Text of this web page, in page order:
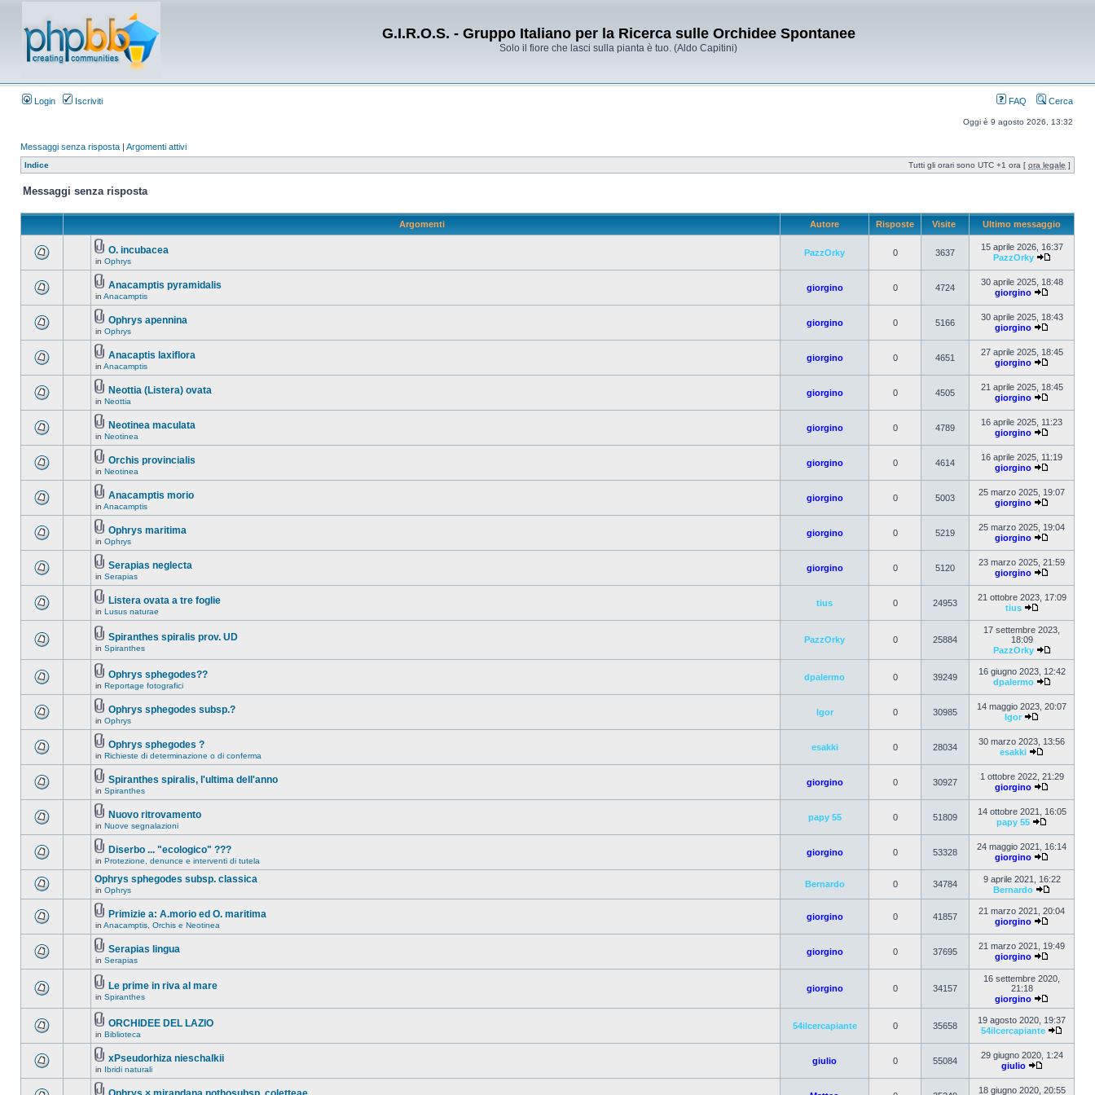
G.I.R.O.S. - Gruppo Italiano per la Ricerca sulle Orchidee Spontanee
Solo il fiore che lasci sulla pianta è tuo. (Aldo Capitini)
Login Iscriviti FAQ Cerca
Oggi è 9 agosto 2026, 13:32
Messaggi senza risposta | Argomenti attivi
Indice Tutti gli orari sono UTC +1 ora [ ora legale ]
Messaggi senza risposta
Argomenti Autore Risposte Visite Ultimo messaggio
O. incubacea
in Ophrys
PazzOrky 0 3637
15 aprile 2026, 16:37
PazzOrky
Anacamptis pyramidalis
in Anacamptis
giorgino 0 4724
30 aprile 2025, 18:48
giorgino
Ophrys apennina
in Ophrys
giorgino 0 5166
30 aprile 2025, 18:43
giorgino
Anacaptis laxiflora
in Anacamptis
giorgino 0 4651
27 aprile 2025, 18:45
giorgino
Neottia (Listera) ovata
in Neottia
giorgino 0 4505
21 aprile 2025, 18:45
giorgino
Neotinea maculata
in Neotinea
giorgino 0 4789
16 aprile 2025, 11:23
giorgino
Orchis provincialis
in Neotinea
giorgino 0 4614
16 aprile 2025, 11:19
giorgino
Anacamptis morio
in Anacamptis
giorgino 0 5003
25 marzo 2025, 19:07
giorgino
Ophrys maritima
in Ophrys
giorgino 0 5219
25 marzo 2025, 19:04
giorgino
Serapias neglecta
in Serapias
giorgino 0 5120
23 marzo 2025, 21:59
giorgino
Listera ovata a tre foglie
in Lusus naturae
tius 0 24953
21 ottobre 2023, 17:09
tius
Spiranthes spiralis prov. UD
in Spiranthes
PazzOrky 0 25884
17 settembre 2023,
18:09
PazzOrky
Ophrys sphegodes??
in Reportage fotografici
dpalermo 0 39249
16 giugno 2023, 12:42
dpalermo
Ophrys sphegodes subsp.?
in Ophrys
Igor 0 30985
14 maggio 2023, 20:07
Igor
Ophrys sphegodes ?
in Richieste di determinazione o di conferma
esakki 0 28034
30 marzo 2023, 13:56
esakki
Spiranthes spiralis, l'ultima dell'anno
in Spiranthes
giorgino 0 30927
1 ottobre 2022, 21:29
giorgino
Nuovo ritrovamento
in Nuove segnalazioni
papy 55 0 51809
14 ottobre 2021, 16:05
papy 55
Diserbo ... "ecologico" ???
in Protezione, denunce e interventi di tutela
giorgino 0 53328
24 maggio 2021, 16:14
giorgino
Ophrys sphegodes subsp. classica
in Ophrys
Bernardo 0 34784
9 aprile 2021, 16:22
Bernardo
Primizie a: A.morio ed O. maritima
in Anacamptis, Orchis e Neotinea
giorgino 0 41857
21 marzo 2021, 20:04
giorgino
Serapias lingua
in Serapias
giorgino 0 37695
21 marzo 2021, 19:49
giorgino
Le prime in riva al mare
in Spiranthes
giorgino 0 34157
16 settembre 2020,
21:18
giorgino
ORCHIDEE DEL LAZIO
in Biblioteca
54ilcercapiante 0 35658
19 agosto 2020, 19:37
54ilcercapiante
xPseudorhiza nieschalkii
in Ibridi naturali
giulio 0 55084
29 giugno 2020, 1:24
giulio
18 giugno 2020, 20:55